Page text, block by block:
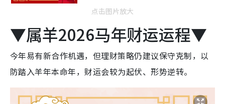
点击图片放大
▼属羊2026马年财运运程▼
今年易有新合作机遇，但理财策略仍建议保守克制，以
防踏入羊年本命年，财运会较为起伏、形势逆转。